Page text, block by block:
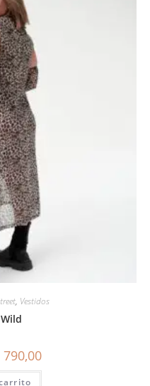
, Vestidos
790,00